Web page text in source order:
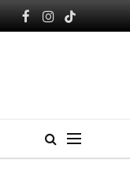
Facebook
Instagram
TikTok